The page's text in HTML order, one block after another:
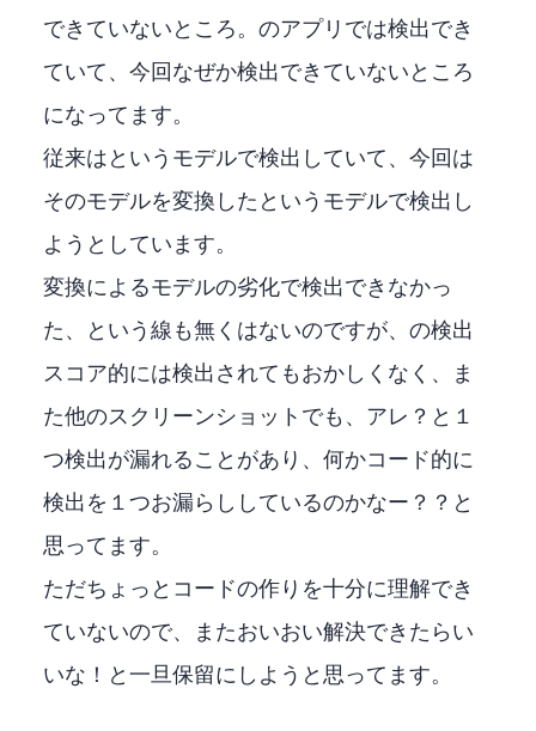
できていないところ。Pythonのアプリでは検出でき
ていて、今回なぜか検出できていないところ
になってます。
従来はpytorchというモデルで検出していて、今回は
そのモデルを変換したONNXというモデルで検出し
ようとしています。
変換によるモデルの劣化で検出できなかっ
た、という線も無くはないのですが、Pythonの検出
スコア的には検出されてもおかしくなく、ま
た他のスクリーンショットでも、アレ？と１
つ検出が漏れることがあり、何かコード的に
検出を１つお漏らししているのかなー？？と
思ってます。
ただちょっとコードの作りを十分に理解でき
ていないので、またおいおい解決できたらい
いな！と一旦保留にしようと思ってます。